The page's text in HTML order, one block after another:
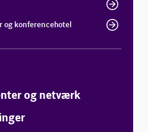
og konferencehotel
og netværk